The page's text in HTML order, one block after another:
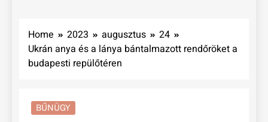
Home 2023 augusztus
24
Ukrán anya és a lánya bántalmazott rendőröket a
budapesti repülőtéren
BŰNÜGY